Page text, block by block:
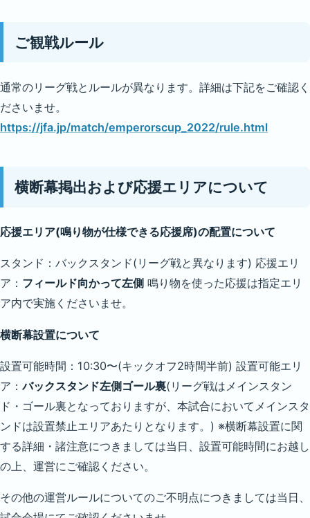
ご観戦ルール
通常のリーグ戦とルールが異なります。詳細は下記をご確認く
ださいませ。
https://jfa.jp/match/emperorscup_2022/rule.html
横断幕掲出および応援エリアについて
応援エリア(鳴り物が仕様できる応援席)の配置について
スタンド：バックスタンド(リーグ戦と異なります) 応援エリ
ア： フィールド向かって左側 鳴り物を使った応援は指定エリ
ア内で実施くださいませ。
横断幕設置について
設置可能時間：10:30〜(キックオフ2時間半前) 設置可能エリ
ア：バックスタンド左側ゴール裏(リーグ戦はメインスタン
ド・ゴール裏となっておりますが、本試合においてメインスタ
ンドは設置禁止エリアあたりとなります。) ※横断幕設置に関
する詳細・諸注意につきましては当日、設置可能時間にお越し
の上、運営にご確認ください。
その他の運営ルールについてのご不明点につきましては当日、